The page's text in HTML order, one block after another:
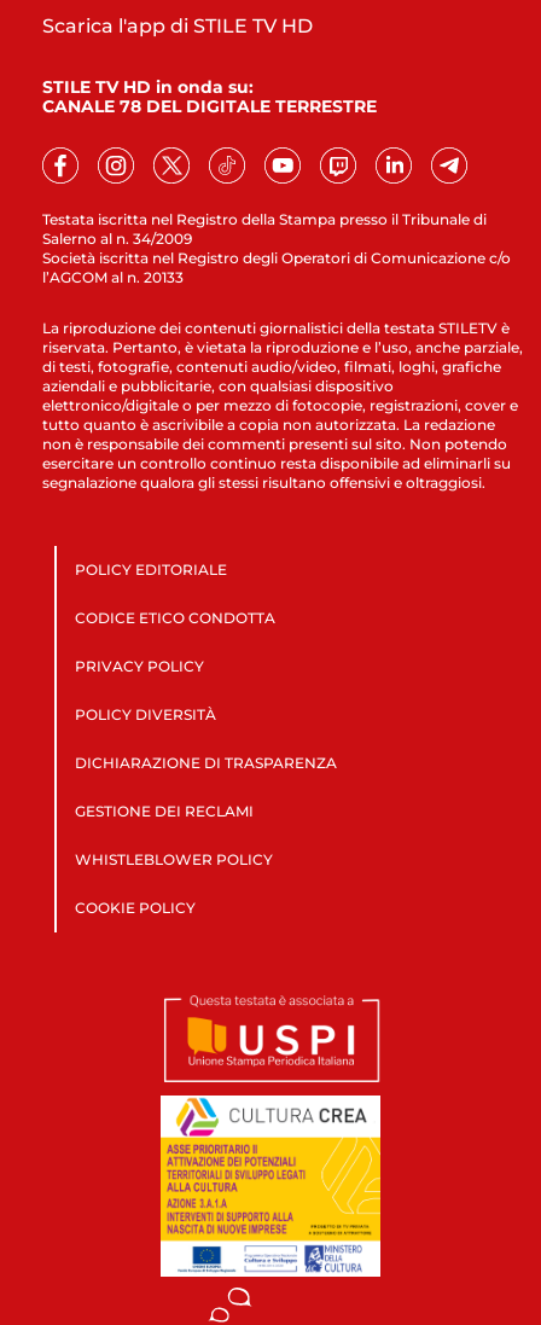
Testata iscritta nel Registro della Stampa presso il Tribunale di
Salerno al n. 34/2009
Società iscritta nel Registro degli Operatori di Comunicazione c/o
l’AGCOM al n. 20133
Scarica l'app di STILE TV HD
STILE TV HD in onda su:
CANALE 78 DEL DIGITALE TERRESTRE
La riproduzione dei contenuti giornalistici della testata STILETV è
riservata. Pertanto, è vietata la riproduzione e l’uso, anche parziale,
di testi, fotografie, contenuti audio/video, filmati, loghi, grafiche
aziendali e pubblicitarie, con qualsiasi dispositivo
elettronico/digitale o per mezzo di fotocopie, registrazioni, cover e
tutto quanto è ascrivibile a copia non autorizzata. La redazione
non è responsabile dei commenti presenti sul sito. Non potendo
esercitare un controllo continuo resta disponibile ad eliminarli su
segnalazione qualora gli stessi risultano offensivi e oltraggiosi.
POLICY EDITORIALE
CODICE ETICO CONDOTTA
PRIVACY POLICY
POLICY DIVERSITÀ
DICHIARAZIONE DI TRASPARENZA
GESTIONE DEI RECLAMI
WHISTLEBLOWER POLICY
COOKIE POLICY